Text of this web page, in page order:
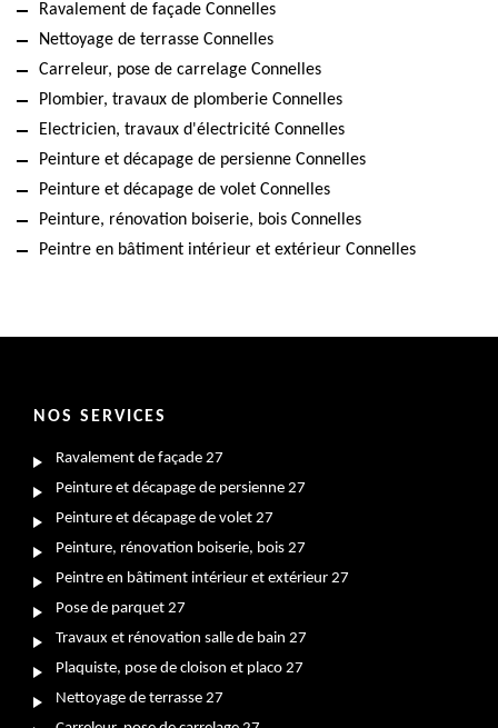
Ravalement de façade Connelles
Nettoyage de terrasse Connelles
Carreleur, pose de carrelage Connelles
Plombier, travaux de plomberie Connelles
Electricien, travaux d'électricité Connelles
Peinture et décapage de persienne Connelles
Peinture et décapage de volet Connelles
Peinture, rénovation boiserie, bois Connelles
Peintre en bâtiment intérieur et extérieur Connelles
NOS SERVICES
Ravalement de façade 27
Peinture et décapage de persienne 27
Peinture et décapage de volet 27
Peinture, rénovation boiserie, bois 27
Peintre en bâtiment intérieur et extérieur 27
Pose de parquet 27
Travaux et rénovation salle de bain 27
Plaquiste, pose de cloison et placo 27
Nettoyage de terrasse 27